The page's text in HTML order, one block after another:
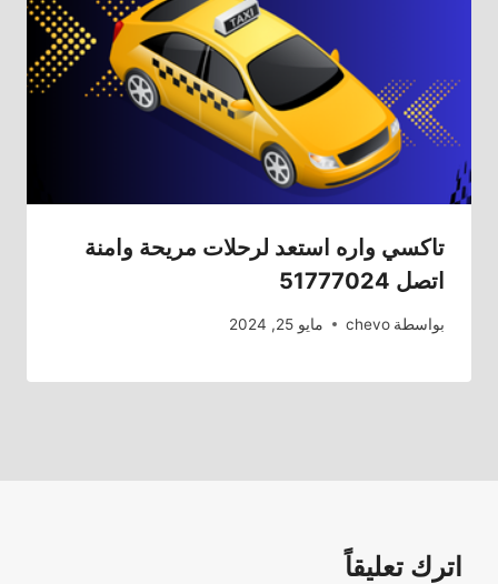
تاكسي واره استعد لرحلات مريحة وامنة
اتصل 51777024
بواسطة chevo مايو 25, 2024
اترك تعليقاً